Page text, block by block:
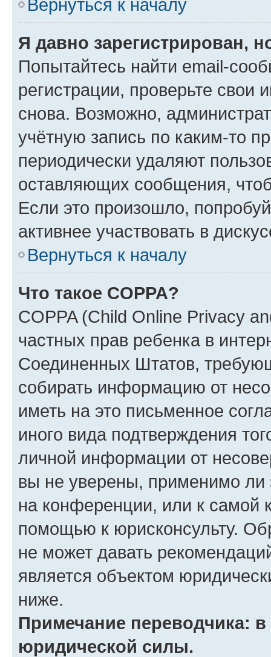
Вернуться к началу
Я давно зарегистрирован,
Попытайтесь найти email-
регистрации, проверьте свои
снова. Возможно,
учётную запись по каким-то
периодически удаляют
оставляющих сообщения,
Если это произошло,
активнее участвовать в
Вернуться к началу
Что такое COPPA?
COPPA (Child Online Privacy
частных прав ребенка в
Соединенных Штатов,
собирать информацию от
иметь на это письменное
иного вида подтверждения
личной информации от
вы не уверены, применимо ли
на конференции, или к самой
помощью к юрисконсульту.
не может давать
является объектом
ниже.
Примечание переводчика:
юридической силы.